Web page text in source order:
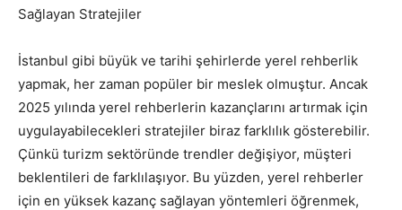
Sağlayan Stratejiler
İstanbul gibi büyük ve tarihi şehirlerde yerel rehberlik
yapmak, her zaman popüler bir meslek olmuştur. Ancak
2025 yılında yerel rehberlerin kazançlarını artırmak için
uygulayabilecekleri stratejiler biraz farklılık gösterebilir.
Çünkü turizm sektöründe trendler değişiyor, müşteri
beklentileri de farklılaşıyor. Bu yüzden, yerel rehberler
için en yüksek kazanç sağlayan yöntemleri öğrenmek,